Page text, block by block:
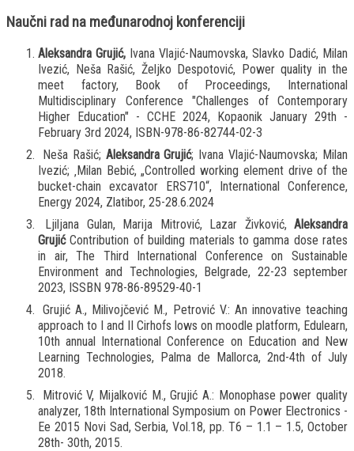
Naučni rad na međunarodnoj konferenciji
Aleksandra Grujić, Ivana Vlajić-Naumovska, Slavko Dadić, Milan
Ivezić, Neša Rašić, Željko Despotović, Power quality in the
meet factory, Book of Proceedings, International
Multidisciplinary Conference "Challenges of Contemporary
Higher Education" - CCHE 2024, Kopaonik January 29th -
February 3rd 2024, ISBN-978-86-82744-02-3
Neša Rašić; Aleksandra Grujić; Ivana Vlajić-Naumovska; Milan
Ivezić; ‚Milan Bebić, „Controlled working element drive of the
bucket-chain excavator ERS710“, International Conference,
Energy 2024, Zlatibor, 25-28.6.2024
Ljiljana Gulan, Marija Mitrović, Lazar Živković, Aleksandra
GrujićContribution of building materials to gamma dose rates
in air, The Third International Conference on Sustainable
Environment and Technologies, Belgrade, 22-23 september
2023, ISSBN 978-86-89529-40-1
Grujić A., Milivojčević M., Petrović V.: An innovative teaching
approach to I and II Cirhofs lows on moodle platform, Edulearn,
10th annual International Conference on Education and New
Learning Technologies, Palma de Mallorca, 2nd-4th of July
2018.
Mitrović V, Mijalković M., Grujić A.: Monophase power quality
analyzer, 18th International Symposium on Power Electronics -
Ee 2015 Novi Sad, Serbia, Vol.18, pp. T6 – 1.1 – 1.5, October
28th- 30th, 2015.